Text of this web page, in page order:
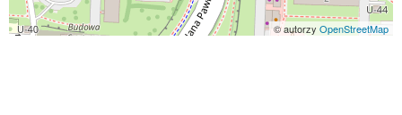
© autorzy OpenStreetMap